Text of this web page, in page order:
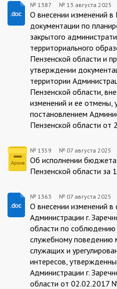
1387/13.08.2025
№ 1387 № 13 августа 2025
О внесении изменений
документации по
закрытого
территориального
Пензенской области и
утверждении
территории
Пензенской области,
изменений и ее отмены,
постановлением
Пензенской области
1359/07.08.2025
№ 1359 № 07 августа 2025
Об исполнении бюджета
Пензенской области за
1363/07.08.2025
№ 1363 № 07 августа 2025
О внесении изменений в
Администрации г.
области по соблюдению
служебному поведению
служащих и
интересов,
Администрации г.
области от 02.02.2017